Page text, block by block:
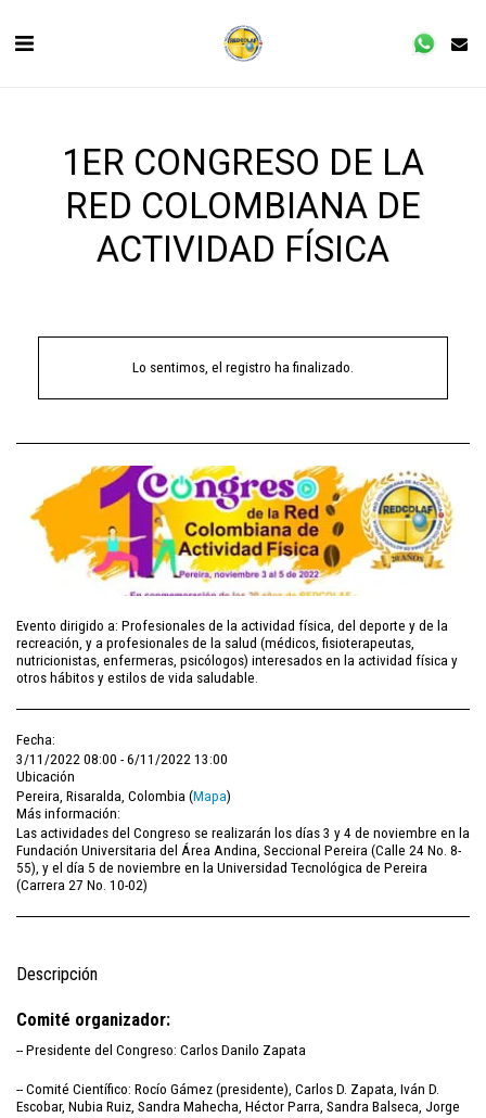
1ER CONGRESO DE LA
RED COLOMBIANA DE
ACTIVIDAD FÍSICA
Lo sentimos, el registro ha finalizado.
Evento dirigido a: Profesionales de la actividad física, del deporte y de la
recreación, y a profesionales de la salud (médicos, fisioterapeutas,
nutricionistas, enfermeras, psicólogos) interesados en la actividad física y
otros hábitos y estilos de vida saludable.
Fecha:
3/11/2022 08:00 - 6/11/2022 13:00
Ubicación
Pereira, Risaralda, Colombia (Mapa)
Más información:
Las actividades del Congreso se realizarán los días 3 y 4 de noviembre en la
Fundación Universitaria del Área Andina, Seccional Pereira (Calle 24 No. 8-
55), y el día 5 de noviembre en la Universidad Tecnológica de Pereira
(Carrera 27 No. 10-02)
Descripción
Comité organizador:
-- Presidente del Congreso: Carlos Danilo Zapata
-- Comité Científico: Rocío Gámez (presidente), Carlos D. Zapata, Iván D.
Escobar, Nubia Ruiz, Sandra Mahecha, Héctor Parra, Sandra Balseca, Jorge